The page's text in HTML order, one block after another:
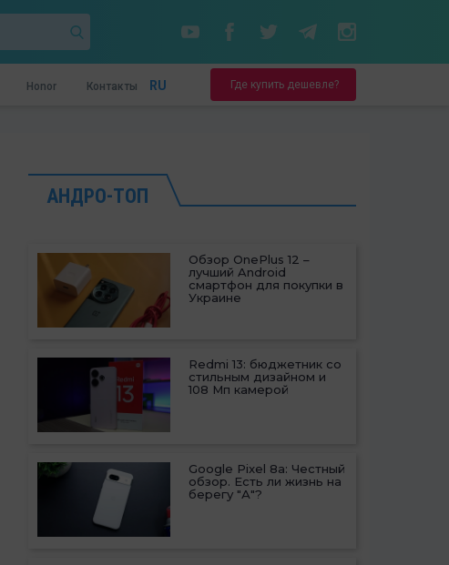
Honor Контакты RU Где купить дешевле?
АНДРО-ТОП
Обзор OnePlus 12 –
лучший Android
смартфон для покупки в
Украине
Redmi 13: бюджетник со
стильным дизайном и
108 Мп камерой
Google Pixel 8a: Честный
обзор. Есть ли жизнь на
берегу "А"?